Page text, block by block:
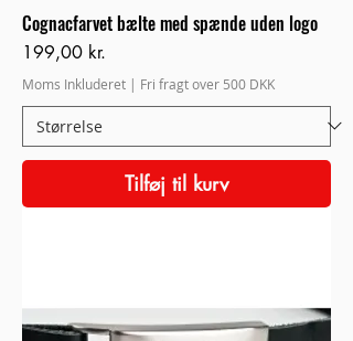
Cognacfarvet bælte med spænde uden logo
Pris
199,00 kr.
Moms Inkluderet | Fri fragt over 500 DKK
Tilføj til kurv